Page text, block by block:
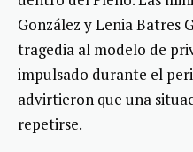
González y Lenia Batres
tragedia al modelo de
impulsado durante el
advirtieron que una
repetirse.